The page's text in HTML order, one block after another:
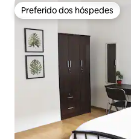
Preferido dos hóspedes
Preferido dos hóspedes